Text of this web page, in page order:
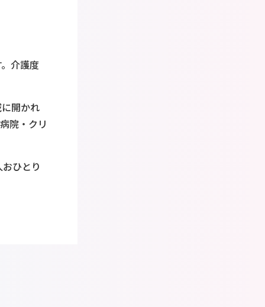
介護度
開かれ
院・クリ
ひとり